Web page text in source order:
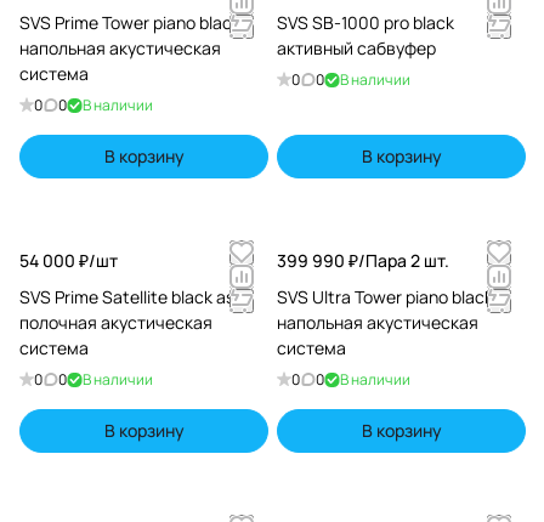
SVS Prime Tower piano black
напольная акустическая
система
0 0 В наличии
В корзину
SVS SB-1000 pro black
активный сабвуфер
0 0 В наличии
В корзину
54 000 ₽/шт
SVS Prime Satellite black ash
полочная акустическая
система
0 0 В наличии
В корзину
399 990 ₽/Пара 2 шт.
SVS Ultra Tower piano black
напольная акустическая
система
0 0 В наличии
В корзину